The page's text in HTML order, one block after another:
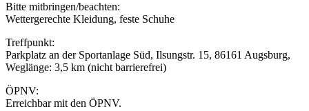
Bitte mitbringen/beachten:
Wettergerechte Kleidung, feste Schuhe
Treffpunkt:
Parkplatz an der Sportanlage Süd, Ilsungstr. 15, 86161 Augsburg,
Weglänge: 3,5 km (nicht barrierefrei)
ÖPNV:
Erreichbar mit den ÖPNV.